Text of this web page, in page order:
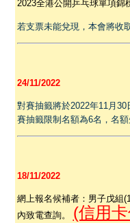
2023全港公開乒乓球單項錦
若支票未能兌現，本會將收
24/11/2022
對賽抽籤將於2022年11月
賽抽籤限制名額為6名，名額
18/11/2022
網上報名候補者：男子戊組
內致電查詢。 (信用